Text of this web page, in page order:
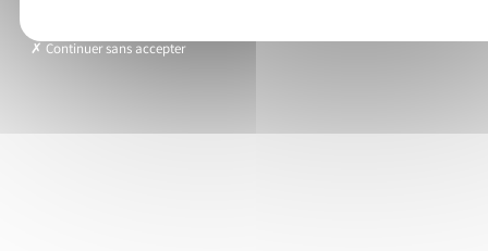
Continuer sans accepter